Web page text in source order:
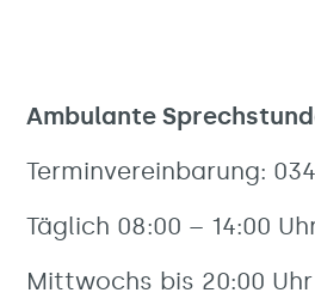
Ambulante
Terminvereinbarung:
Täglich 08:00 – 14:00
Mittwochs bis 20:00 Uhr